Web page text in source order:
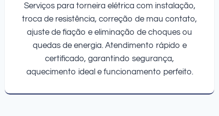
Serviços para torneira elétrica com instalação,
troca de resistência, correção de mau contato,
ajuste de fiação e eliminação de choques ou
quedas de energia. Atendimento rápido e
certificado, garantindo segurança,
aquecimento ideal e funcionamento perfeito.